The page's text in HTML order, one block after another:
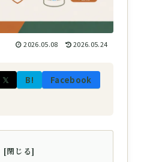
2026.05.08 2026.05.24
𝕏 B!
Facebook